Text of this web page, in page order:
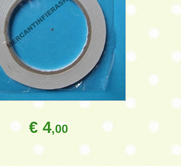
€ 4,00